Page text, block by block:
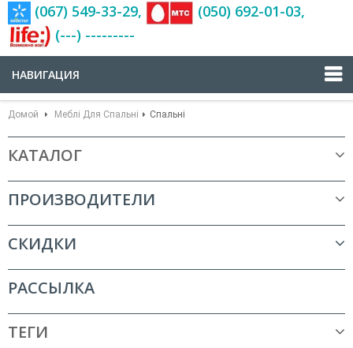
(067) 549-33-29,
(‎050) 692-01-03,
(---) ---------
НАВИГАЦИЯ
Домой Меблі Для Спальні Спальні
КАТАЛОГ
ПРОИЗВОДИТЕЛИ
СКИДКИ
РАССЫЛКА
ТЕГИ